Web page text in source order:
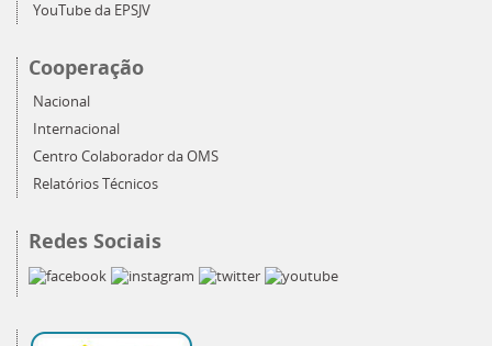
YouTube da EPSJV
Cooperação
Nacional
Internacional
Centro Colaborador da OMS
Relatórios Técnicos
Redes Sociais